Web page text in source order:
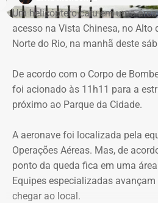
criança de 2 anos —
O pedido de Búzios à
Em caráter urgente, antes da
empresas, a prefeitura solicitou:
Preservação integral dos
Estrada da Vista Chinesa, em
Vista Chinesa, foi interditado. A
do Parque Nacional da Tijuca
Um helicóptero caiu em uma
acesso na Vista Chinesa, no Alto
Norte do Rio, na manhã deste
De acordo com o Corpo de
foi acionado às 11h11 para a
próximo ao Parque da Cidade.
A aeronave foi localizada pela
Operações Aéreas. Mas, de
ponto da queda fica em uma
Equipes especializadas
chegar ao local.